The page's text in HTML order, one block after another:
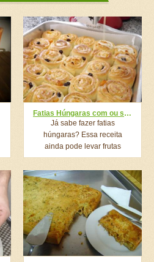
Fatias Húngaras com ou sem frutas
Já sabe fazer fatias
húngaras? Essa receita
ainda pode levar frutas
cristalizadas...